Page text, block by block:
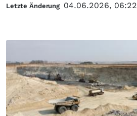
Letzte Änderung 04.06.2026, 06:22